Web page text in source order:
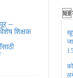
–
शिक्षक